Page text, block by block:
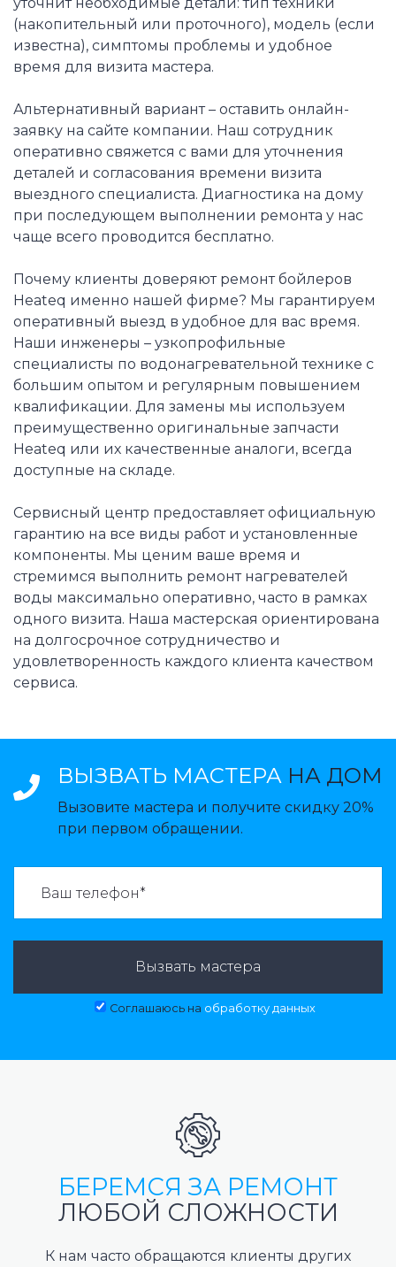
(накопительный или проточного), модель (если
известна), симптомы проблемы и удобное
время для визита мастера.
Альтернативный вариант – оставить онлайн-
заявку на сайте компании. Наш сотрудник
оперативно свяжется с вами для уточнения
деталей и согласования времени визита
выездного специалиста. Диагностика на дому
при последующем выполнении ремонта у нас
чаще всего проводится бесплатно.
Почему клиенты доверяют ремонт бойлеров
Heateq именно нашей фирме? Мы гарантируем
оперативный выезд в удобное для вас время.
Наши инженеры – узкопрофильные
специалисты по водонагревательной технике с
большим опытом и регулярным повышением
квалификации. Для замены мы используем
преимущественно оригинальные запчасти
Heateq или их качественные аналоги, всегда
доступные на складе.
Сервисный центр предоставляет официальную
гарантию на все виды работ и установленные
компоненты. Мы ценим ваше время и
стремимся выполнить ремонт нагревателей
воды максимально оперативно, часто в рамках
одного визита. Наша мастерская ориентирована
на долгосрочное сотрудничество и
удовлетворенность каждого клиента качеством
сервиса.
ВЫЗВАТЬ МАСТЕРА НА ДОМ
Вызовите мастера и получите скидку 20%
при первом обращении.
Вызвать мастера
Соглашаюсь на обработку данных
БЕРЕМСЯ ЗА РЕМОНТ
ЛЮБОЙ СЛОЖНОСТИ
К нам часто обращаются клиенты других